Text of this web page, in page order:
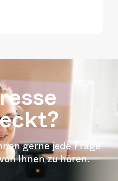
gerne jede Frage
Ihnen zu hören.